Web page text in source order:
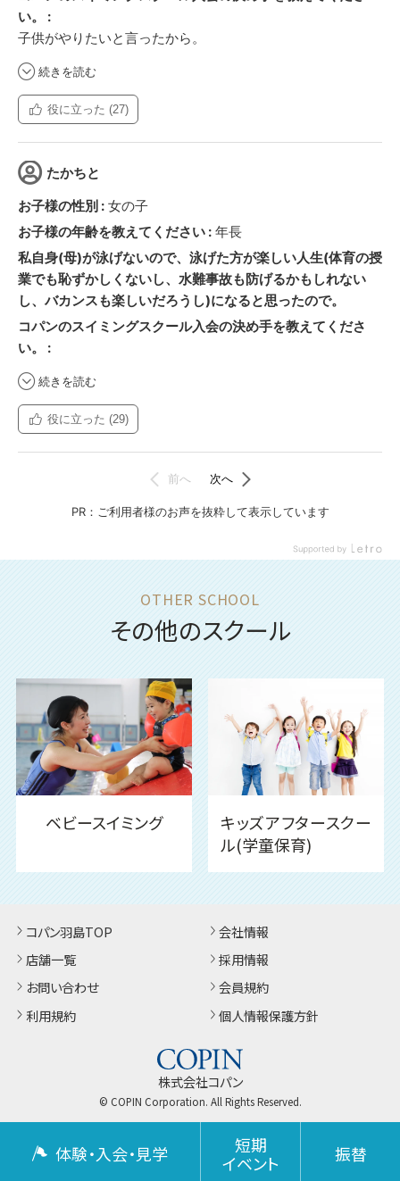
その他のスクール
ベビースイミング
キッズアフタースクー
ル(学童保育)
コパン羽島TOP
店舗一覧
お問い合わせ
利用規約
会社情報
採用情報
会員規約
個人情報保護方針
株式会社コパン
© COPIN Corporation. All Rights Reserved.
体験・入会・見学
短期
イベント
振替